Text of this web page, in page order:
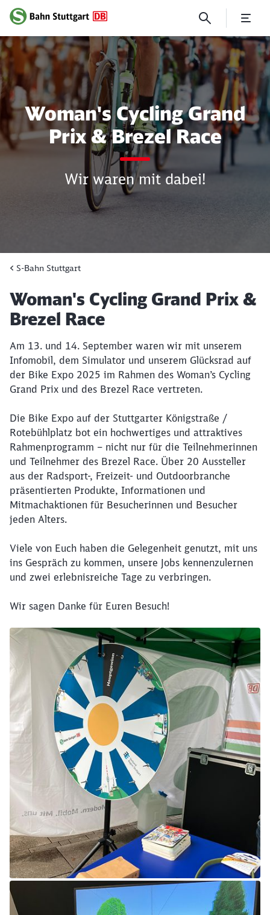
Woman's Cycling Grand Prix
Woman's Cycling Grand
Prix & Brezel Race
Wir waren mit dabei!
S-Bahn Stuttgart
Artikel:
Woman's Cycling Grand Prix &
Brezel Race
Am 13. und 14. September waren wir mit unserem
Infomobil, dem Simulator und unserem Glücksrad auf
der Bike Expo 2025 im Rahmen des Woman’s Cycling
Grand Prix und des Brezel Race vertreten.
Die Bike Expo auf der Stuttgarter Königstraße /
Rotebühlplatz bot ein hochwertiges und attraktives
Rahmenprogramm – nicht nur für die Teilnehmerinnen
und Teilnehmer des Brezel Race. Über 20 Aussteller
aus der Radsport-, Freizeit- und Outdoorbranche
präsentierten Produkte, Informationen und
Mitmachaktionen für Besucherinnen und Besucher
jeden Alters.
Viele von Euch haben die Gelegenheit genutzt, mit uns
ins Gespräch zu kommen, unsere Jobs kennenzulernen
und zwei erlebnisreiche Tage zu verbringen.
Wir sagen Danke für Euren Besuch!
Schließen
Möchten Sie zuweitergeleitet
werden?
Abbrechen Weiter